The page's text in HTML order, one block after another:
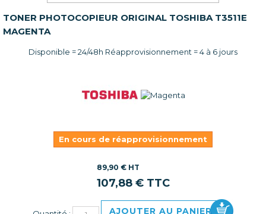
TONER PHOTOCOPIEUR ORIGINAL TOSHIBA T3511E
MAGENTA
Disponible = 24/48h Réapprovisionnement = 4 à 6 jours
En cours de réapprovisionnement
89,90 € HT
107,88 € TTC
AJOUTER AU PANIER